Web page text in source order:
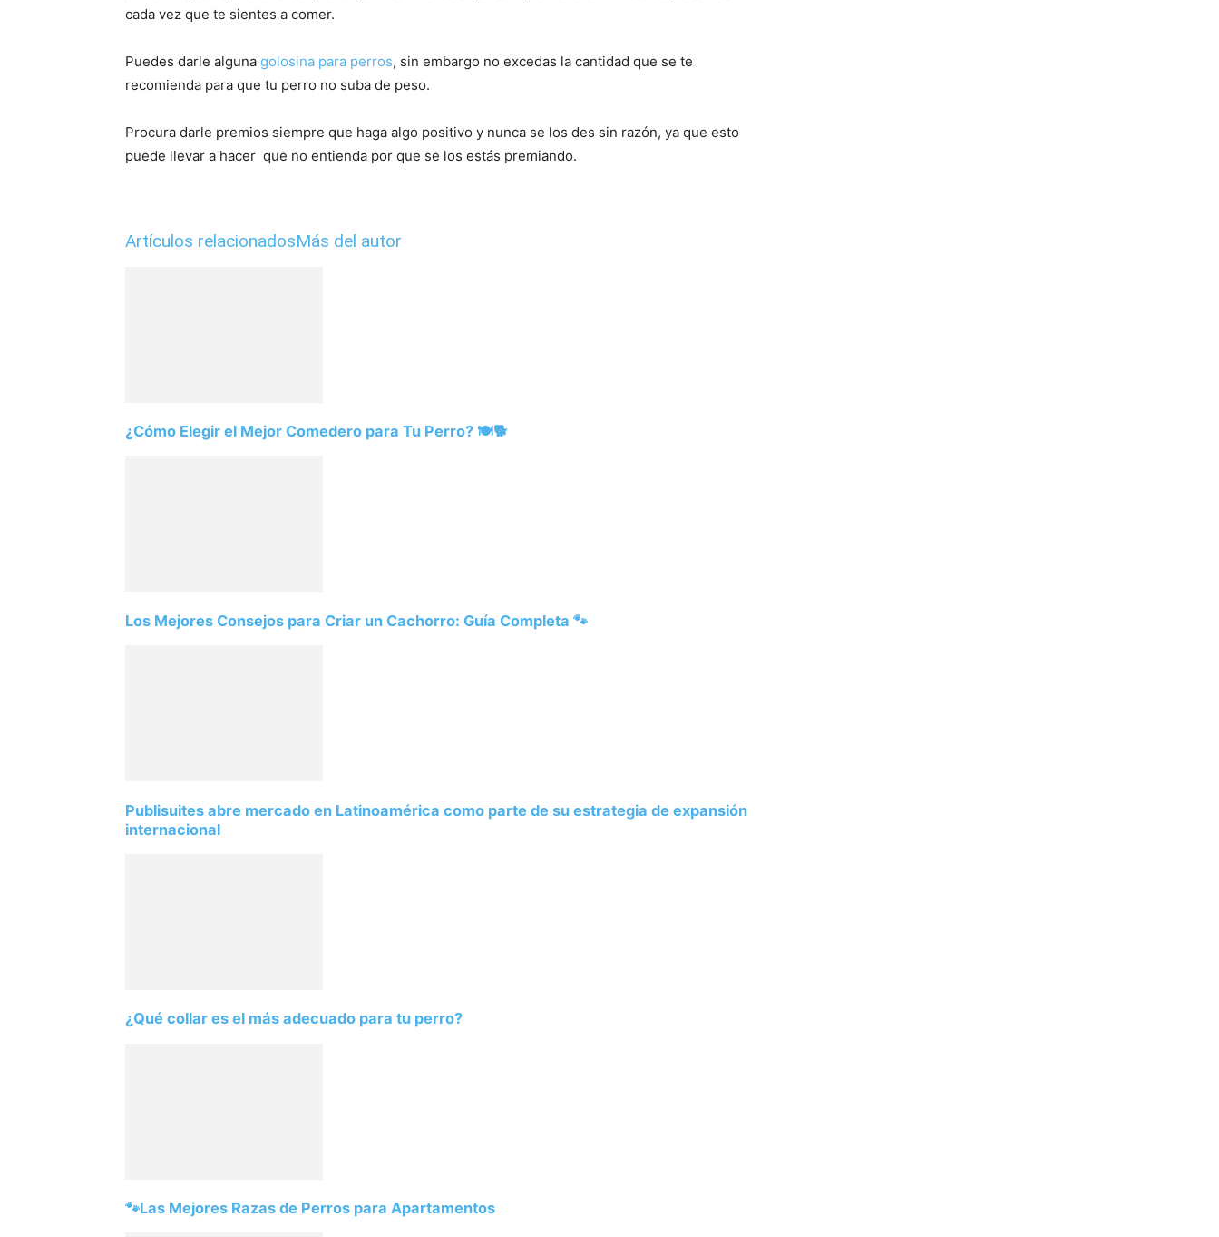
cada vez que te sientes a comer.
Puedes darle alguna golosina para perros, sin embargo no excedas la cantidad que se te
recomienda para que tu perro no suba de peso.
Procura darle premios siempre que haga algo positivo y nunca se los des sin razón, ya que esto
puede llevar a hacer que no entienda por que se los estás premiando.
Artículos relacionadosMás del autor
¿Cómo Elegir el Mejor Comedero para Tu Perro? 🍽️🐕
Los Mejores Consejos para Criar un Cachorro: Guía Completa 🐾
Publisuites abre mercado en Latinoamérica como parte de su estrategia de expansión
internacional
¿Qué collar es el más adecuado para tu perro?
🐾Las Mejores Razas de Perros para Apartamentos